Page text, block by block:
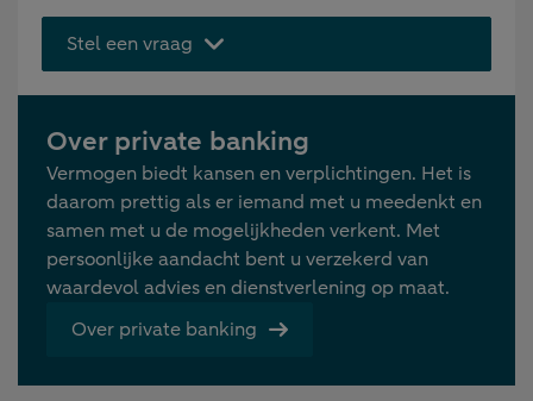
Stel een vraag
Over private banking
Vermogen biedt kansen en verplichtingen. Het is
daarom prettig als er iemand met u meedenkt en
samen met u de mogelijkheden verkent. Met
persoonlijke aandacht bent u verzekerd van
waardevol advies en dienstverlening op maat.
Over private banking